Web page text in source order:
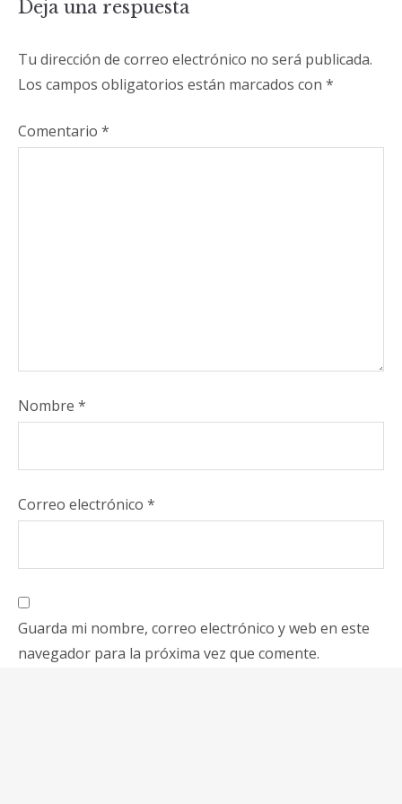
Deja una respuesta
Tu dirección de correo electrónico no será publicada.
Los campos obligatorios están marcados con *
Comentario *
Nombre *
Correo electrónico *
Guarda mi nombre, correo electrónico y web en este
navegador para la próxima vez que comente.